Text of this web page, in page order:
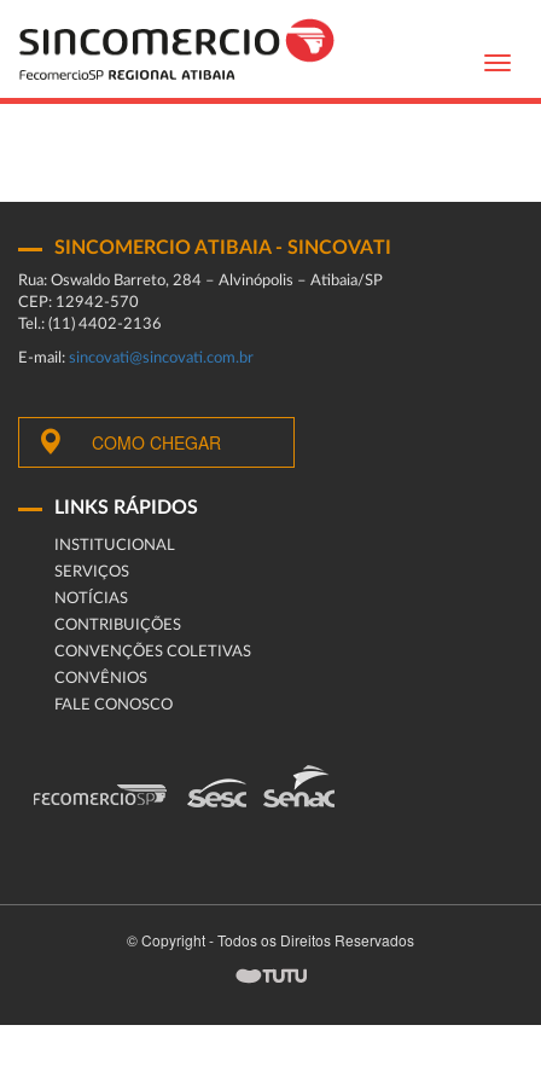
SINCOMERCIO ATIBAIA - SINCOVATI
Rua: Oswaldo Barreto, 284 – Alvinópolis – Atibaia/SP
CEP: 12942-570
Tel.: (11) 4402-2136
E-mail: sincovati@sincovati.com.br
COMO CHEGAR
LINKS RÁPIDOS
INSTITUCIONAL
SERVIÇOS
NOTÍCIAS
CONTRIBUIÇÕES
CONVENÇÕES COLETIVAS
CONVÊNIOS
FALE CONOSCO
© Copyright - Todos os Direitos Reservados